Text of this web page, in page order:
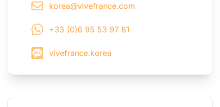
korea@vivefrance.com
+33 (0)6 95 53 97 81
vivefrance.korea